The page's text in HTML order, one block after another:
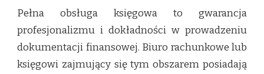
Pełna obsługa księgowa to gwarancja
profesjonalizmu i dokładności w prowadzeniu
dokumentacji finansowej. Biuro rachunkowe lub
księgowi zajmujący się tym obszarem posiadają